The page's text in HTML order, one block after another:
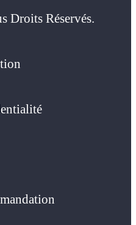
Droits Réservés.